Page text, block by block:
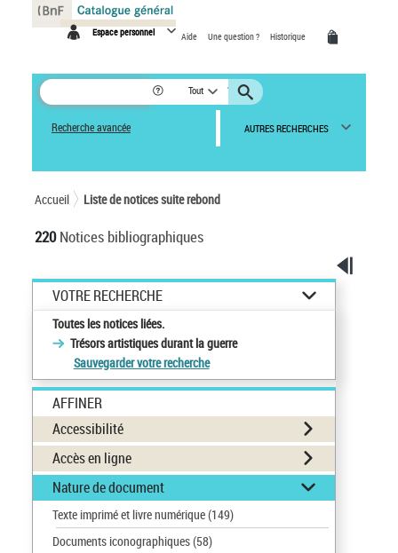
Espace personnel Aide Une question ? Historique
Tout
Recherche avancée AUTRES RECHERCHES
Accueil Liste de notices suite rebond
220Notices bibliographiques
VOTRE RECHERCHE
Toutes les notices liées.
Trésors artistiques durant la guerre
Sauvegarder votre recherche
AFFINER
Accessibilité
Accès en ligne
Nature de document
Texte imprimé et livre numérique(149)
Documents iconographiques(58)
Panneau de gestion des cookies